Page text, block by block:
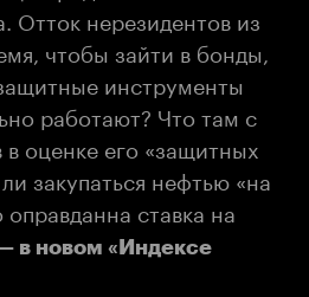
Отток нерезидентов из
чтобы зайти в бонды,
инструменты
работают? Что там с
оценке его «защитных
закупаться нефтью «на
ставка на
в новом «Индексе